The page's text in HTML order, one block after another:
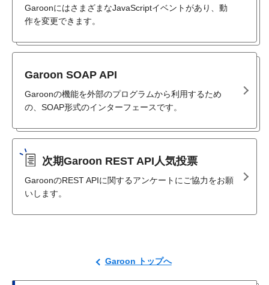
Garoon トップへ
GaroonにはさまざまなJavaScriptイベントがあり、動
作を変更できます。
Garoon SOAP API
Garoonの機能を外部のプログラムから利用するため
の、SOAP形式のインターフェースです。
次期Garoon REST API人気投票
GaroonのREST APIに関するアンケートにご協力をお願
いします。